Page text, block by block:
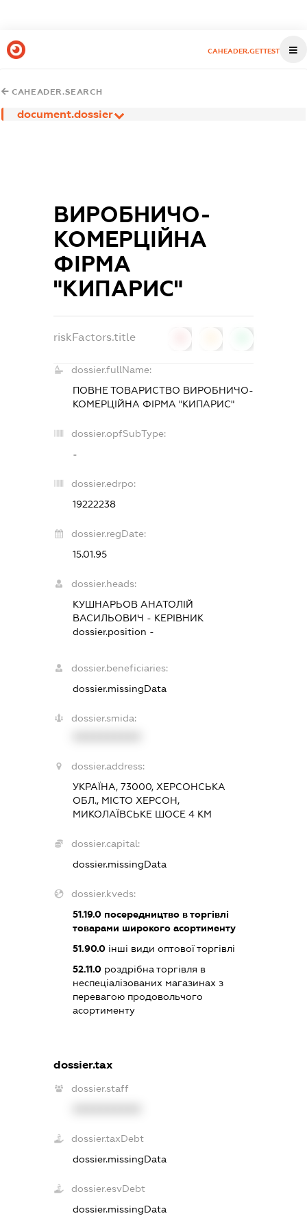
CAHEADER.GETTEST
CAHEADER.SEARCH
document.dossier
ВИРОБНИЧО-
КОМЕРЦІЙНА
ФІРМА
"КИПАРИС"
riskFactors.title
dossier.fullName:
ПОВНЕ ТОВАРИСТВО ВИРОБНИЧО-
КОМЕРЦІЙНА ФІРМА "КИПАРИС"
dossier.opfSubType:
-
dossier.edrpo:
19222238
dossier.regDate:
15.01.95
dossier.heads:
КУШНАРЬОВ АНАТОЛІЙ
ВАСИЛЬОВИЧ - КЕРІВНИК
dossier.position -
dossier.beneficiaries:
dossier.missingData
dossier.smida:
dossier.address:
УКРАЇНА, 73000, ХЕРСОНСЬКА
ОБЛ., МІСТО ХЕРСОН,
МИКОЛАЇВСЬКЕ ШОСЕ 4 КМ
dossier.capital:
dossier.missingData
dossier.kveds:
51.19.0посередництво в торгівлі
товарами широкого асортименту
51.90.0інші види оптової торгівлі
52.11.0роздрібна торгівля в
неспеціалізованих магазинах з
перевагою продовольчого
асортименту
dossier.tax
dossier.staff
dossier.taxDebt
dossier.missingData
dossier.esvDebt
dossier.missingData